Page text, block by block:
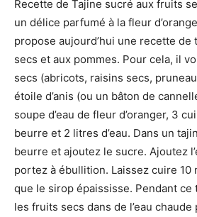
Recette de Tajine sucré aux fruits
un délice parfumé à la fleur
propose aujourd’hui une recette
secs et aux pommes. Pour cela, il
secs (abricots, raisins secs,
étoile d’anis (ou un bâton de
soupe d’eau de fleur d’oranger, 3
beurre et 2 litres d’eau. Dans un
beurre et ajoutez le sucre. Ajoutez
portez à ébullition. Laissez cuire 10
que le sirop épaississe. Pendant
les fruits secs dans de l’eau